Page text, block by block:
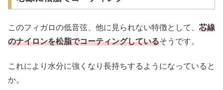
このフィガロの低音弦、他に見られない特徴として、 芯線
のナイロンを松脂でコーティングしているそうです。
これにより水分に強くなり長持ちするようになっていると
か。